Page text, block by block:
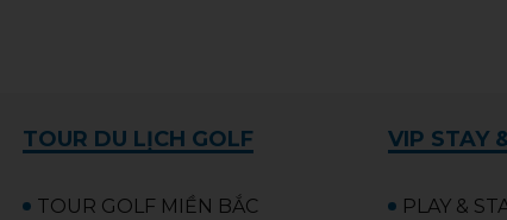
TOUR DU LỊCH GOLF
TOUR GOLF MIỀN BẮC
VIP STAY
PLAY &